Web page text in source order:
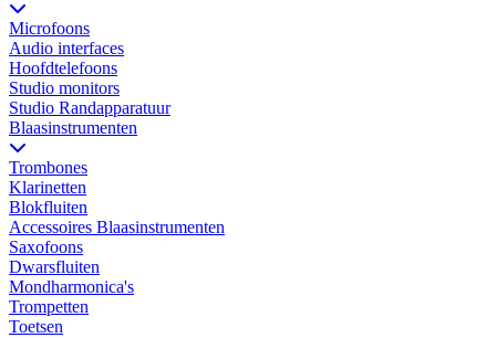
Microfoons
Audio interfaces
Hoofdtelefoons
Studio monitors
Studio Randapparatuur
Blaasinstrumenten
Trombones
Klarinetten
Blokfluiten
Accessoires Blaasinstrumenten
Saxofoons
Dwarsfluiten
Mondharmonica's
Trompetten
Toetsen